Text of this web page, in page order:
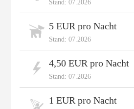
Stand: 07.2026
5 EUR pro Nacht
Stand: 07.2026
4,50 EUR pro Nacht
Stand: 07.2026
1 EUR pro Nacht